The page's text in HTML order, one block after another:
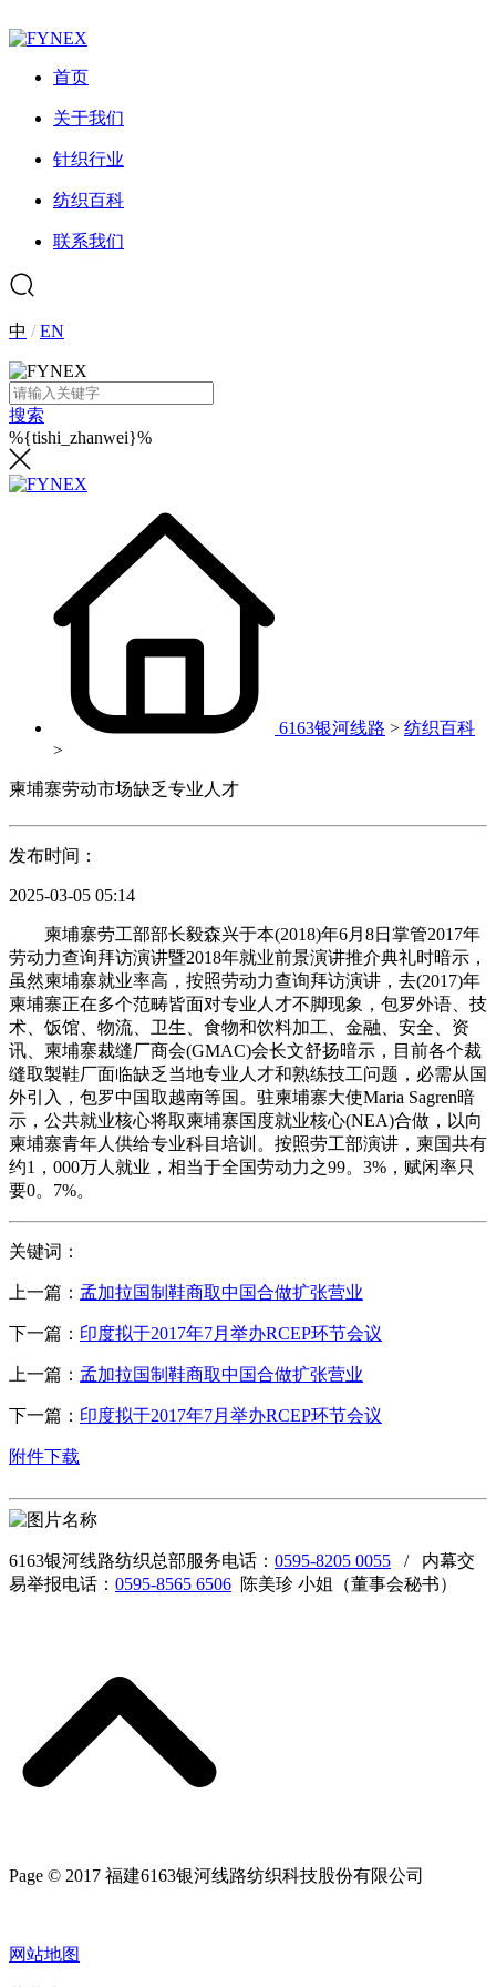
首页
关于我们
针织行业
纺织百科
联系我们
中 /EN
搜索
%{tishi_zhanwei}%
6163银河线路 > 纺织百科
>
柬埔寨劳动市场缺乏专业人才
发布时间：
2025-03-05 05:14
柬埔寨劳工部部长毅森兴于本(2018)年6月8日掌管2017年
劳动力查询拜访演讲暨2018年就业前景演讲推介典礼时暗示，
虽然柬埔寨就业率高，按照劳动力查询拜访演讲，去(2017)年
柬埔寨正在多个范畴皆面对专业人才不脚现象，包罗外语、技
术、饭馆、物流、卫生、食物和饮料加工、金融、安全、资
讯、柬埔寨裁缝厂商会(GMAC)会长文舒扬暗示，目前各个裁
缝取製鞋厂面临缺乏当地专业人才和熟练技工问题，必需从国
外引入，包罗中国取越南等国。驻柬埔寨大使Maria Sagren暗
示，公共就业核心将取柬埔寨国度就业核心(NEA)合做，以向
柬埔寨青年人供给专业科目培训。按照劳工部演讲，柬国共有
约1，000万人就业，相当于全国劳动力之99。3%，赋闲率只
要0。7%。
关键词：
上一篇： 孟加拉国制鞋商取中国合做扩张营业
下一篇： 印度拟于2017年7月举办RCEP环节会议
上一篇： 孟加拉国制鞋商取中国合做扩张营业
下一篇： 印度拟于2017年7月举办RCEP环节会议
附件下载
6163银河线路纺织总部服务电话： 0595-8205 0055 / 内幕交
易举报电话： 0595-8565 6506 陈美珍 小姐（董事会秘书）
Page © 2017 福建6163银河线路纺织科技股份有限公司
网站地图